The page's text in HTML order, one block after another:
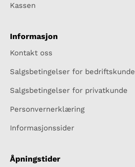
Kassen
Informasjon
Kontakt oss
Salgsbetingelser for bedriftskunde
Salgsbetingelser for privatkunde
Personvernerklæring
Informasjonssider
Åpningstider